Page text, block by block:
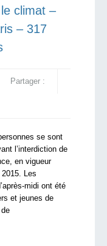
climat –
– 317
Partager :
se sont
l’interdiction de
en vigueur
Les
midi ont été
et jeunes de